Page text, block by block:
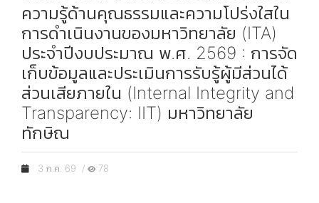
ความรู้ด้านคุณธรรมและความโปร่งใสใน
การดำเนินงานของมหาวิทยาลัย (ITA)
ประจำปีงบประมาณ พ.ศ. 2569 : การจัด
เก็บข้อมูลและประเมินการรับรู้ผู้มีส่วนได้
ส่วนเสียภายใน (Internal Integrity and
Transparency: IIT) มหาวิทยาลัย
ทักษิณ
3 ก.ค. 69 / 78